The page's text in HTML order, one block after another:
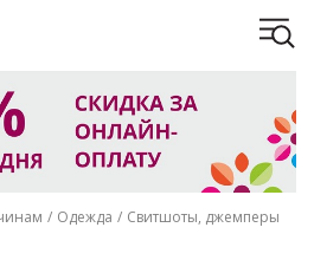
Одежда Свитшоты, джемперы